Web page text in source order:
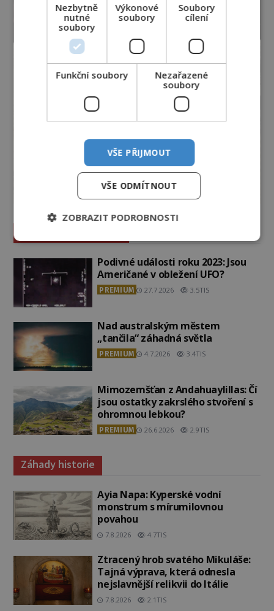
Podivné události roku 2023: Jsou
Američané v obležení UFO?
PREMIUM 27.7.2026 3.5TIS
Nad australským městem
„tančila“ záhadná světla
PREMIUM 4.7.2026 3.4TIS
Mimozemšťan z Andahuaylillas: Čí
jsou ostatky zakrslého stvoření s
ohromnou lebkou?
PREMIUM 26.6.2026 2.9TIS
Záhady historie
Ayia Napa: Kyperské vodní
monstrum s mírumilovnou
povahou
7.8.2026 4.7TIS
Ztracený hrob svatého Mikuláše:
Tajná výprava, která odnesla
nejslavnější relikvii do Itálie
7.8.2026 2.1TIS
Nezbytně
nutné
soubory
Výkonové
soubory
Soubory
cílení
Funkční soubory
Nezařazené
soubory
VŠE PŘIJMOUT
VŠE ODMÍTNOUT
ZOBRAZIT PODROBNOSTI